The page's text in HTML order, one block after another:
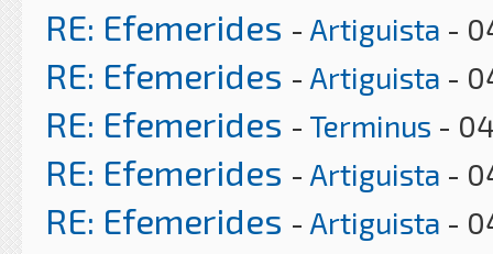
RE: Efemerides - Artiguista -
RE: Efemerides - Artiguista -
RE: Efemerides - Terminus -
RE: Efemerides - Artiguista -
RE: Efemerides - Artiguista -